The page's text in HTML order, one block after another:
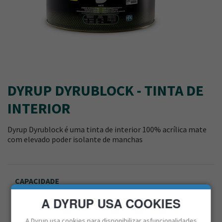
DYRUP DYRUBLOCK - TINTA DE
INTERIOR
Dyrup Dyrublock é uma tinta de interior 100% acrílica mate
com elevado poder isolante de manchas
CAPACIDADE
0,75L / 4L / 10L
BRILHOA DYRUP USA COOKIES